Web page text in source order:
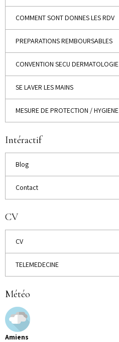
COMMENT SONT DONNES LES RDV
PREPARATIONS REMBOURSABLES
CONVENTION SECU DERMATOLOGIE
SE LAVER LES MAINS
MESURE DE PROTECTION / HYGIENE
Intéractif
Blog
Contact
CV
CV
TELEMEDECINE
Météo
Amiens